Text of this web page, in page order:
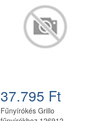
37.795 Ft
Fűnyírókés Grillo